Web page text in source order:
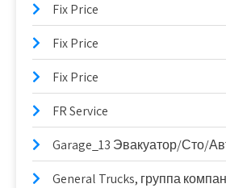
Fix Price
Fix Price
Fix Price
FR Service
Garage_13 Эвакуатор/Сто/
General Trucks, группа